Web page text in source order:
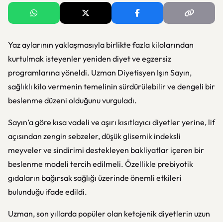
Yaz aylarının yaklaşmasıyla birlikte fazla kilolarından
kurtulmak isteyenler yeniden diyet ve egzersiz
programlarına yöneldi. Uzman Diyetisyen Işın Sayın,
sağlıklı kilo vermenin temelinin sürdürülebilir ve dengeli bir
beslenme düzeni olduğunu vurguladı.
Sayın’a göre kısa vadeli ve aşırı kısıtlayıcı diyetler yerine, lif
açısından zengin sebzeler, düşük glisemik indeksli
meyveler ve sindirimi destekleyen bakliyatlar içeren bir
beslenme modeli tercih edilmeli. Özellikle prebiyotik
gıdaların bağırsak sağlığı üzerinde önemli etkileri
bulunduğu ifade edildi.
Uzman, son yıllarda popüler olan ketojenik diyetlerin uzun